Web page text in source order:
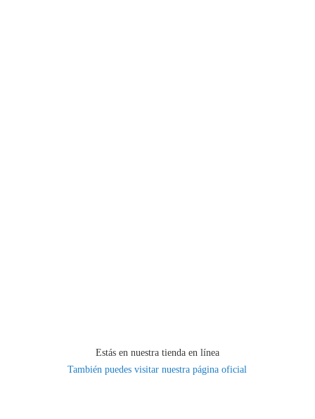
Estás en nuestra tienda en línea
También puedes visitar nuestra página oficial